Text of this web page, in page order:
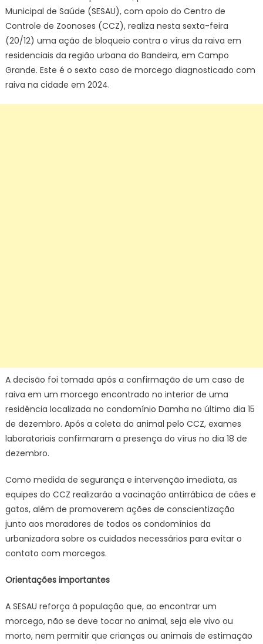
Municipal de Saúde (SESAU), com apoio do Centro de
Controle de Zoonoses (CCZ), realiza nesta sexta-feira
(20/12) uma ação de bloqueio contra o vírus da raiva em
residenciais da região urbana do Bandeira, em Campo
Grande. Este é o sexto caso de morcego diagnosticado com
raiva na cidade em 2024.
A decisão foi tomada após a confirmação de um caso de
raiva em um morcego encontrado no interior de uma
residência localizada no condomínio Damha no último dia 15
de dezembro. Após a coleta do animal pelo CCZ, exames
laboratoriais confirmaram a presença do vírus no dia 18 de
dezembro.
Como medida de segurança e intervenção imediata, as
equipes do CCZ realizarão a vacinação antirrábica de cães e
gatos, além de promoverem ações de conscientização
junto aos moradores de todos os condomínios da
urbanizadora sobre os cuidados necessários para evitar o
contato com morcegos.
Orientações importantes
A SESAU reforça à população que, ao encontrar um
morcego, não se deve tocar no animal, seja ele vivo ou
morto, nem permitir que crianças ou animais de estimação